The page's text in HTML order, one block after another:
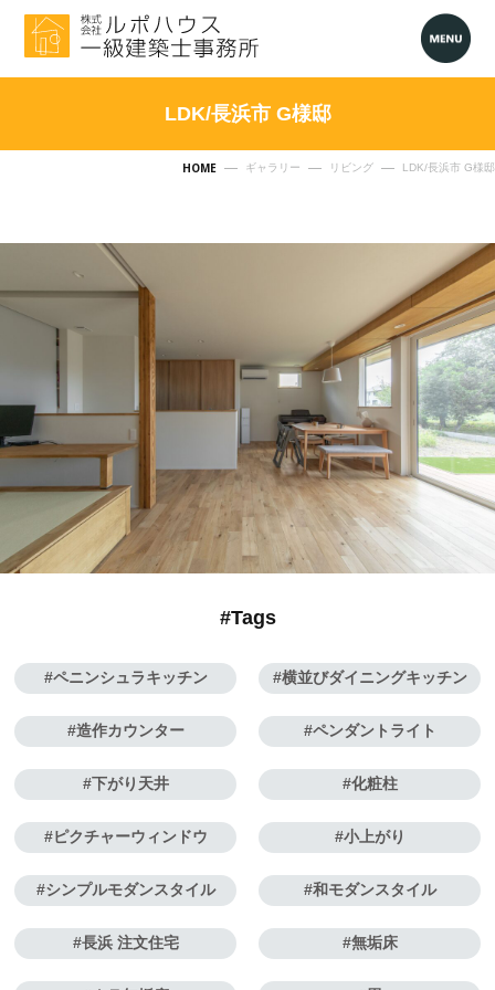
HOME ギャラリー リビング LDK/長浜市 G様邸
LDK/長浜市 G様邸
#Tags
ペニンシュラキッチン 横並びダイニングキッチン
造作カウンター ペンダントライト
下がり天井 化粧柱
ピクチャーウィンドウ 小上がり
シンプルモダンスタイル 和モダンスタイル
長浜 注文住宅 無垢床